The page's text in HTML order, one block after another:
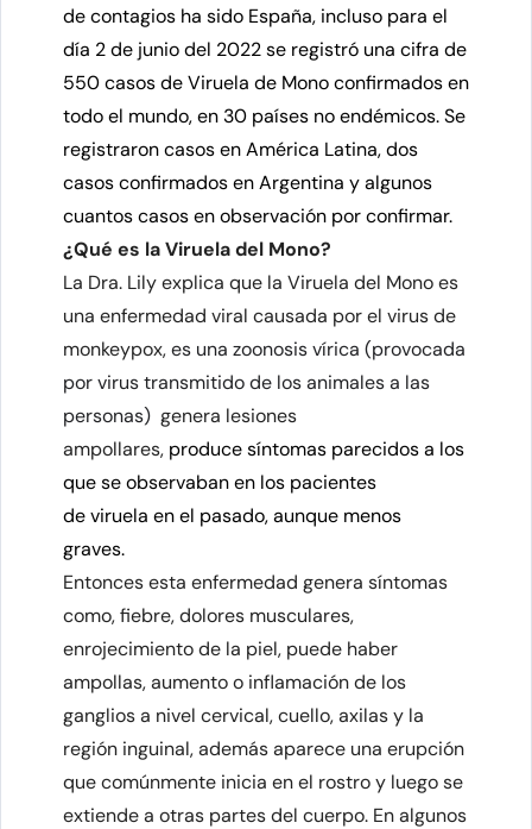
de contagios ha sido España, incluso para el
día 2 de junio del 2022 se registró una cifra de
550 casos de Viruela de Mono confirmados en
todo el mundo, en 30 países no endémicos. Se
registraron casos en América Latina, dos
casos confirmados en Argentina y algunos
cuantos casos en observación por confirmar.
¿Qué es la Viruela del Mono?
La Dra. Lily explica que la Viruela del Mono es
una enfermedad viral causada por el virus de
monkeypox,es una zoonosis vírica (provocada
por virus transmitido de los animales a las
personas) genera lesiones
ampollares, produce síntomas parecidos a los
que se observaban en los pacientes
de viruela en el pasado, aunque menos
graves.
Entonces esta enfermedad genera síntomas
como, fiebre, dolores musculares,
enrojecimiento de la piel, puede haber
ampollas, aumento o inflamación de los
ganglios a nivel cervical, cuello, axilas y la
región inguinal, además aparece una erupción
que comúnmente inicia en el rostro y luego se
extiende a otras partes del cuerpo. En algunos